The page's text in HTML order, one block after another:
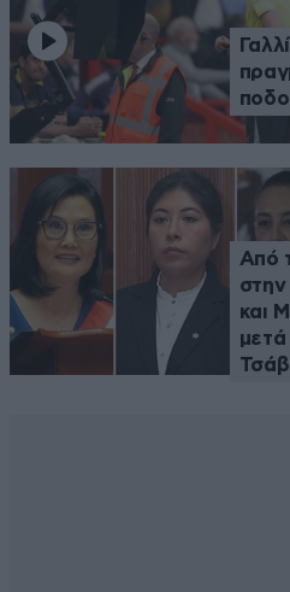
Από
και